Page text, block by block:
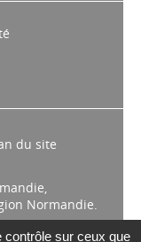
du site
Normandie.
contrôle sur ceux que